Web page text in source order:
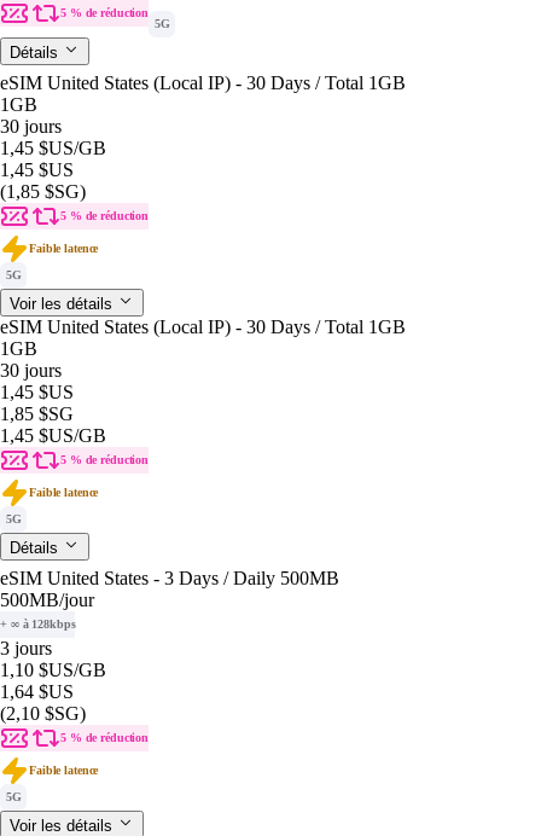
5 % de réduction
5G
Détails
eSIM United States (Local IP) - 30 Days / Total 1GB
1GB
30 jours
1,45 $US/GB
1,45 $US
(1,85 $SG)
5 % de réduction
Faible latence
5G
Voir les détails
eSIM United States (Local IP) - 30 Days / Total 1GB
1GB
30 jours
1,45 $US
1,85 $SG
1,45 $US/GB
5 % de réduction
Faible latence
5G
Détails
eSIM United States - 3 Days / Daily 500MB
500MB/jour
+ ∞ à 128kbps
3 jours
1,10 $US/GB
1,64 $US
(2,10 $SG)
5 % de réduction
Faible latence
5G
Voir les détails